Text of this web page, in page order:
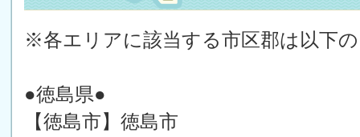
※各エリアに該当する市区郡は以下
●徳島県●
【徳島市】徳島市